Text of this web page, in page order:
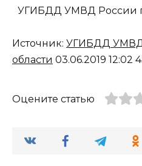
УГИБДД УМВД России
Источник: УГИБДД УМВД
области 03.06.2019 12:02
Оцените статью